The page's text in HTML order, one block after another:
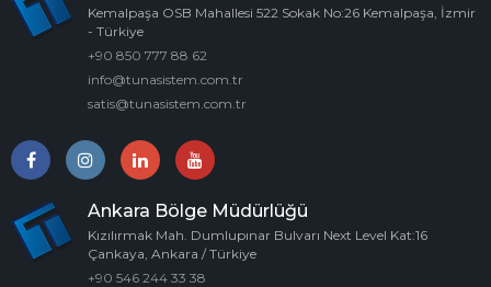
Kemalpaşa OSB Mahallesi 522 Sokak No:26 Kemalpaşa, İzmir
- Türkiye
+90 850 777 88 62
info@tunasistem.com.tr
satis@tunasistem.com.tr
Ankara Bölge Müdürlüğü
Kızılırmak Mah. Dumlupınar Bulvarı Next Level Kat:16
Çankaya, Ankara / Türkiye
+90 546 244 33 38